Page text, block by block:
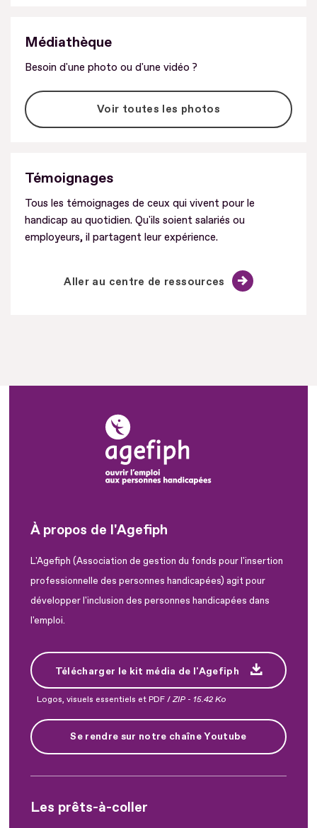
Médiathèque
Besoin d'une photo ou d'une vidéo ?
Voir toutes les photos
Témoignages
Tous les témoignages de ceux qui vivent pour le
handicap au quotidien. Qu'ils soient salariés ou
employeurs, il partagent leur expérience.
Aller au centre de ressources
À propos de l'Agefiph
L'Agefiph (Association de gestion du fonds pour l'insertion
professionnelle des personnes handicapées) agit pour
développer l'inclusion des personnes handicapées dans
l'emploi.
Télécharger le kit média de l'Agefiph
Logos, visuels essentiels et PDF /ZIP - 15.42 Ko
Se rendre sur notre chaîne Youtube
Les prêts-à-coller